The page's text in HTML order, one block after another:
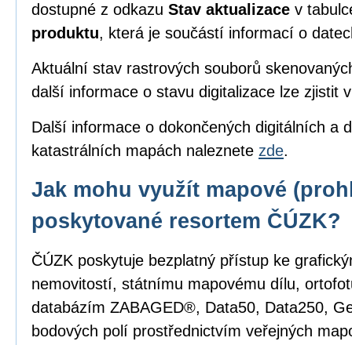
dostupné z odkazu Stav aktualizace v
produktu, která je součástí informací o
Aktuální stav rastrových souborů
další informace o stavu digitalizace lze zjistit
Další informace o dokončených digitálních a
katastrálních mapách naleznete zde.
Jak mohu využít mapové
poskytované resortem ČÚZK?
ČÚZK poskytuje bezplatný přístup ke
nemovitostí, státnímu mapovému dílu,
databázím ZABAGED®, Data50, Data250,
bodových polí prostřednictvím veřejných